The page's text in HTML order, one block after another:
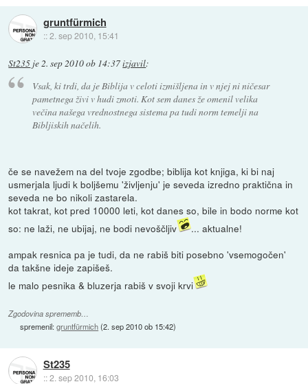
gruntfürmich
::2. sep 2010, 15:41
St235 je2. sep 2010 ob 14:37izjavil:
Vsak, ki trdi, da je Biblija v celoti izmišljena in v njej ni ničesar
pametnega živi v hudi zmoti. Kot sem danes že omenil velika
večina našega vrednostnega sistema pa tudi norm temelji na
Bibljiskih načelih.
če se navežem na del tvoje zgodbe; biblija kot knjiga, ki bi naj
usmerjala ljudi k boljšemu 'življenju' je seveda izredno praktična in
seveda ne bo nikoli zastarela.
kot takrat, kot pred 10000 leti, kot danes so, bile in bodo norme kot
so: ne laži, ne ubijaj, ne bodi nevoščljiv
... aktualne!
ampak resnica pa je tudi, da ne rabiš biti posebno 'vsemogočen'
da takšne ideje zapišeš.
le malo pesnika & bluzerja rabiš v svoji krvi
Zgodovina sprememb…
spremenil:gruntfürmich(2. sep 2010 ob 15:42)
St235
::2. sep 2010, 16:03